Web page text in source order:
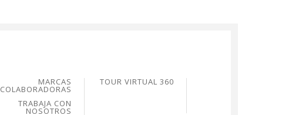
MARCAS
COLABORADORAS
TRABAJA CON
NOSOTROS
TOUR VIRTUAL 360